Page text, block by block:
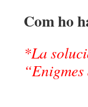
Com ho
*La